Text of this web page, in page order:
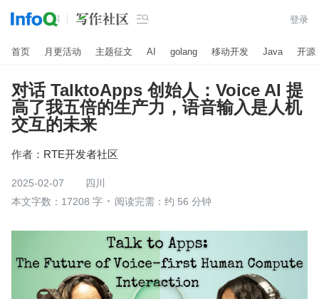
 登录
首页 月更活动 主题征文 AI golang 移动开发 Java 开源
对话 TalktoApps 创始人：Voice AI 提
高了我五倍的生产力，语音输入是人机
交互的未来
作者： RTE开发者社区
2025-02-07
四川
本文字数：17208 字
阅读完需：约 56 分钟